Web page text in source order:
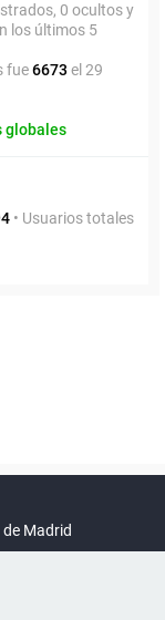
0 ocultos y
los últimos 5
fue6673 el 29
globales
• Usuarios totales
Madrid